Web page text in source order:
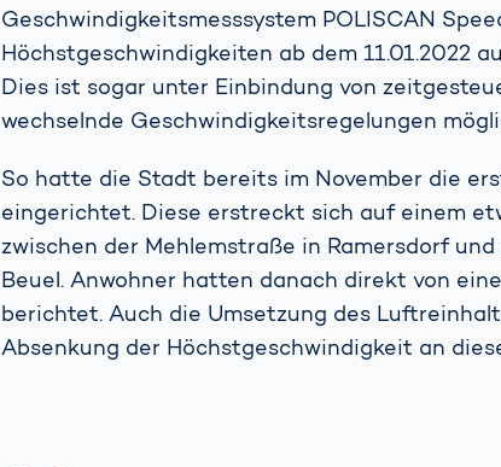
Geschwindigkeitsmesssystem POLISCAN
Höchstgeschwindigkeiten ab dem 11.01.2022
Dies ist sogar unter Einbindung von
wechselnde Geschwindigkeitsregelungen
So hatte die Stadt bereits im November die
eingerichtet. Diese erstreckt sich auf einem
zwischen der Mehlemstraße in Ramersdorf
Beuel. Anwohner hatten danach direkt von
berichtet. Auch die Umsetzung des
Absenkung der Höchstgeschwindigkeit an